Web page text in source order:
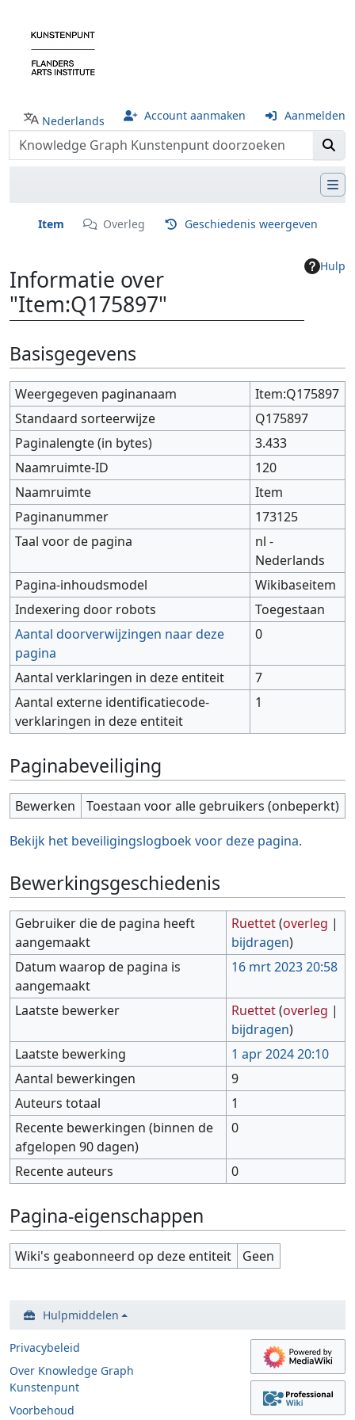
Nederlands Account aanmaken Aanmelden
Item Overleg Geschiedenis weergeven
Hulp
Informatie over
"Item:Q175897"
Ga naar:
Basisgegevens
Weergegeven paginanaam
Item:Q175897
Standaard sorteerwijze
Q175897
Paginalengte (in bytes)
3.433
Naamruimte-ID
120
Naamruimte
Item
Paginanummer
173125
Taal voor de pagina
nl -
Nederlands
Pagina-inhoudsmodel
Wikibaseitem
Indexering door robots
Toegestaan
Aantal doorverwijzingen naar deze
pagina
0
Aantal verklaringen in deze entiteit
7
Aantal externe identificatiecode-
verklaringen in deze entiteit
1
Paginabeveiliging
Bewerken
Toestaan voor alle gebruikers (onbeperkt)
Bekijk het beveiligingslogboek voor deze pagina.
Bewerkingsgeschiedenis
Gebruiker die de pagina heeft
aangemaakt
Ruettet(overleg |
bijdragen)
Datum waarop de pagina is
aangemaakt
16 mrt 2023 20:58
Laatste bewerker Ruettet(overleg |
bijdragen)
Laatste bewerking
1 apr 2024 20:10
Aantal bewerkingen
9
Auteurs totaal
1
Recente bewerkingen (binnen de
afgelopen 90 dagen)
0
Recente auteurs 0
Pagina-eigenschappen
Wiki's geabonneerd op deze entiteit Geen
Hulpmiddelen
Privacybeleid
Over Knowledge Graph
Kunstenpunt
Voorbehoud